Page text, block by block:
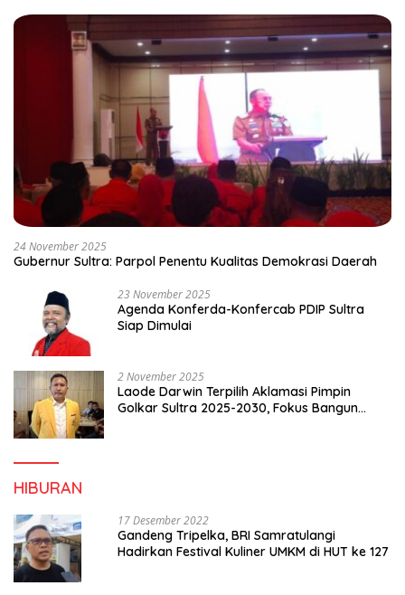
24 November 2025
Gubernur Sultra: Parpol Penentu Kualitas Demokrasi Daerah
23 November 2025
Agenda Konferda-Konfercab PDIP Sultra
Siap Dimulai
2 November 2025
Laode Darwin Terpilih Aklamasi Pimpin
Golkar Sultra 2025-2030, Fokus Bangun
HIBURAN
17 Desember 2022
Gandeng Tripelka, BRI Samratulangi
Hadirkan Festival Kuliner UMKM di HUT ke 127